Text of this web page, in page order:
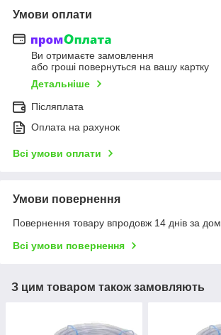
Умови оплати
Ви отримаєте замовлення
або гроші повернуться на вашу картку
Детальніше
Післяплата
Оплата на рахунок
Всі умови оплати
Умови повернення
Повернення товару впродовж 14 днів за
Всі умови повернення
З цим товаром також замовляють